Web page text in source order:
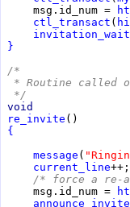
     msg.id_num =
ctl_transact (
}
/*
* Routine called
*/
void
re_invite
{
message (
current_line
/* force a re-
     msg.id_num =
announce_invite